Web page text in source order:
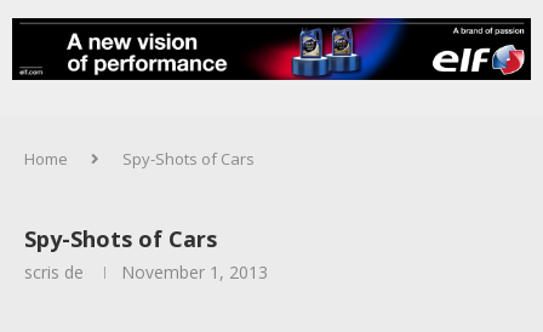
Home Spy-Shots of Cars
Spy-Shots of Cars
scris de November 1, 2013